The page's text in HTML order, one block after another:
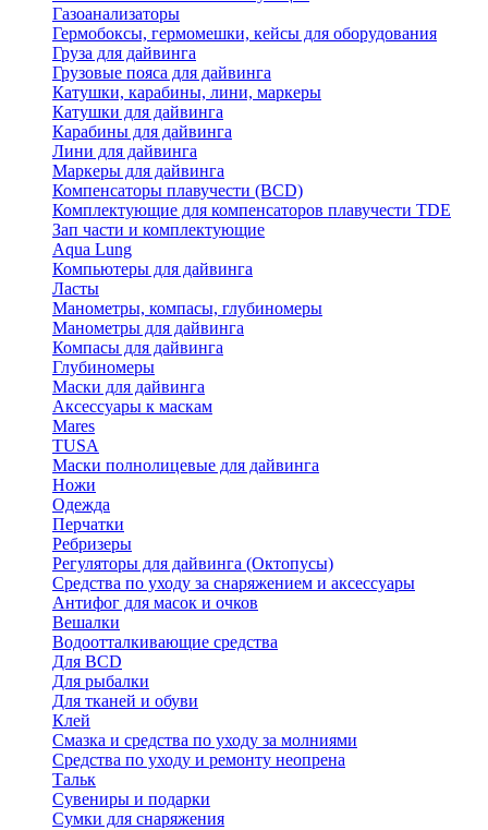
Газоанализаторы
Гермобоксы, гермомешки, кейсы для оборудования
Груза для дайвинга
Грузовые пояса для дайвинга
Катушки, карабины, лини, маркеры
Катушки для дайвинга
Карабины для дайвинга
Лини для дайвинга
Маркеры для дайвинга
Компенсаторы плавучести (BCD)
Комплектующие для компенсаторов плавучести TDE
Зап части и комплектующие
Aqua Lung
Компьютеры для дайвинга
Ласты
Манометры, компасы, глубиномеры
Манометры для дайвинга
Компасы для дайвинга
Глубиномеры
Маски для дайвинга
Аксессуары к маскам
Mares
TUSA
Маски полнолицевые для дайвинга
Ножи
Одежда
Перчатки
Ребризеры
Регуляторы для дайвинга (Октопусы)
Средства по уходу за снаряжением и аксессуары
Антифог для масок и очков
Вешалки
Водоотталкивающие средства
Для BCD
Для рыбалки
Для тканей и обуви
Клей
Смазка и средства по уходу за молниями
Средства по уходу и ремонту неопрена
Тальк
Сувениры и подарки
Сумки для снаряжения